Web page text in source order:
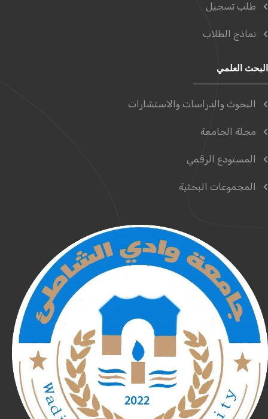
طلب تسجيل
نماذج الطلاب
البحث العلمي
البحوث والدراسات والاستشارات
مجلة الجامعة
المستودع الرقمي
المجموعات البحثية